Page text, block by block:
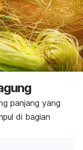
panjang yang
di bagian